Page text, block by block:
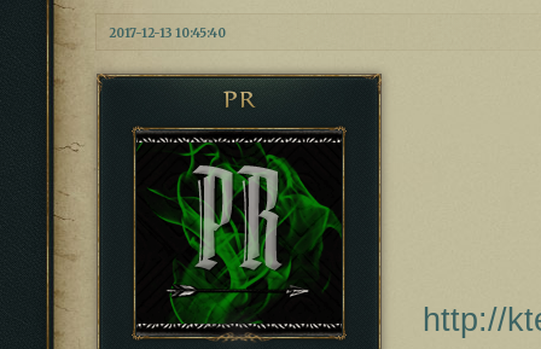
2017-12-13 10:45:40
PR
http://